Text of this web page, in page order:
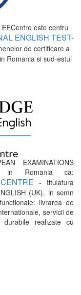
este centru
ENGLISH TEST-
de certificare a
Romania si sud-estul
EXAMINATIONS
in Romania ca:
- titulatura
(UK), in semn
livrarea de
servicii de
durabile realizate cu